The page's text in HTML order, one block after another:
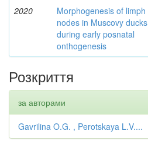
2020
Morphogenesis of limph
nodes in Muscovy ducks
during early posnatal
onthogenesis
Розкриття
за авторами
Gavrilina O.G. , Perotskaya L.V....